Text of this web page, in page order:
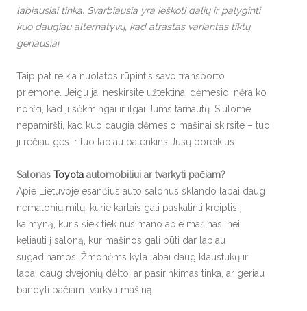
labiausiai tinka. Svarbiausia yra ieškoti dalių ir palyginti
kuo daugiau alternatyvų, kad atrastas variantas tiktų
geriausiai.
Taip pat reikia nuolatos rūpintis savo transporto
priemone. Jeigu jai neskirsite užtektinai dėmesio, nėra ko
norėti, kad ji sėkmingai ir ilgai Jums tarnautų. Siūlome
nepamiršti, kad kuo daugia dėmesio mašinai skirsite – tuo
ji rečiau ges ir tuo labiau patenkins Jūsų poreikius.
Salonas Toyota automobiliui ar tvarkyti pačiam?
Apie Lietuvoje esančius auto salonus sklando labai daug
nemalonių mitų, kurie kartais gali paskatinti kreiptis į
kaimyną, kuris šiek tiek nusimano apie mašinas, nei
keliauti į saloną, kur mašinos gali būti dar labiau
sugadinamos. Žmonėms kyla labai daug klaustukų ir
labai daug dvejonių dėlto, ar pasirinkimas tinka, ar geriau
bandyti pačiam tvarkyti mašiną.